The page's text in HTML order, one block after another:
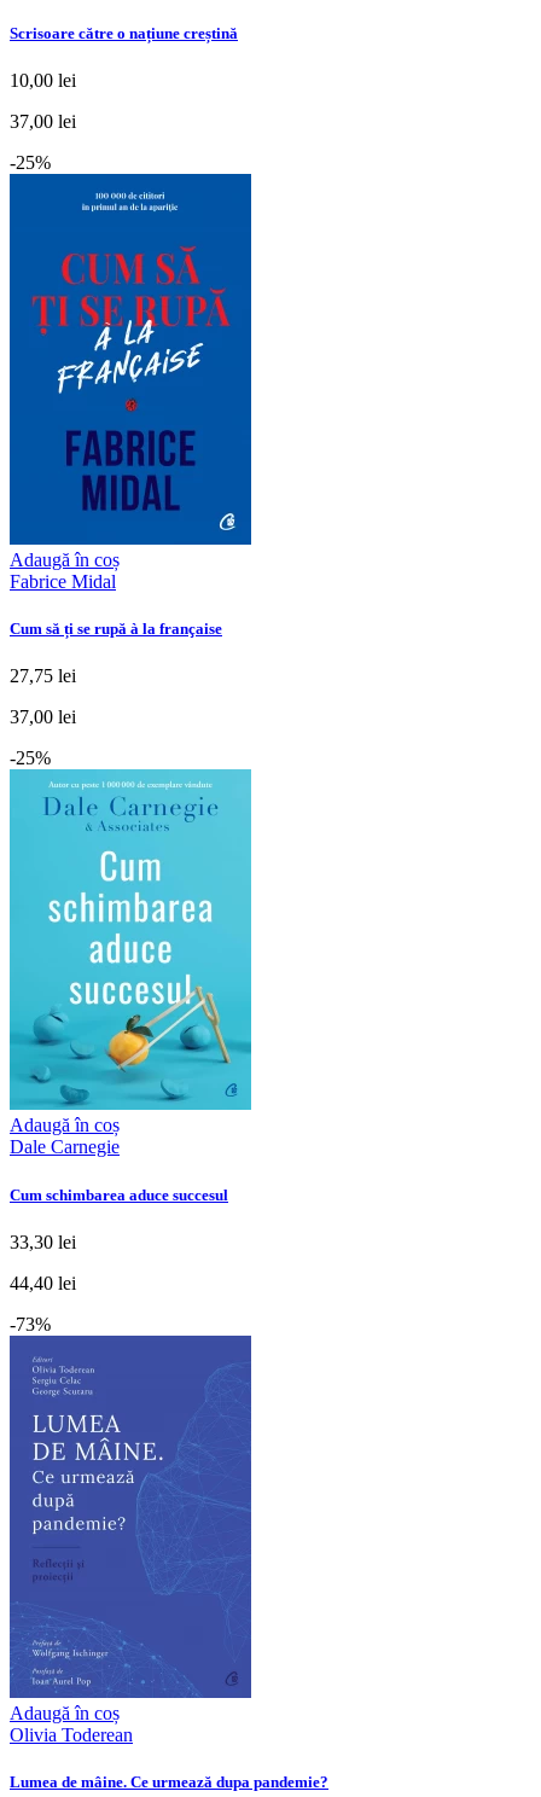
Scrisoare către o națiune creștină
10,00 lei
37,00 lei
-25%
Adaugă în coș
Fabrice Midal
Cum să ți se rupă à la française
27,75 lei
37,00 lei
-25%
Adaugă în coș
Dale Carnegie
Cum schimbarea aduce succesul
33,30 lei
44,40 lei
-73%
Adaugă în coș
Olivia Toderean
Lumea de mâine. Ce urmează dupa pandemie?